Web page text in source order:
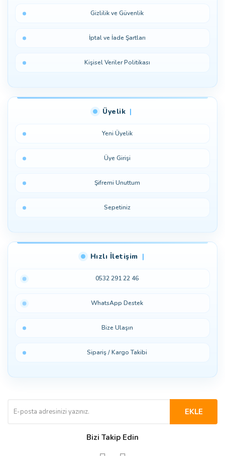
Gizlilik ve Güvenlik
İptal ve İade Şartları
Kişisel Veriler Politikası
Üyelik
Yeni Üyelik
Üye Girişi
Şifremi Unuttum
Sepetiniz
Hızlı İletişim
0532 291 22 46
WhatsApp Destek
Bize Ulaşın
Sipariş / Kargo Takibi
EKLE
Bizi Takip Edin